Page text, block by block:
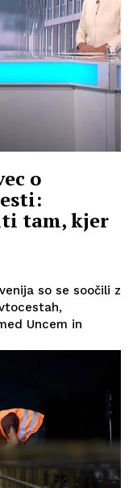
o
tam, kjer
so se soočili z
Uncem in